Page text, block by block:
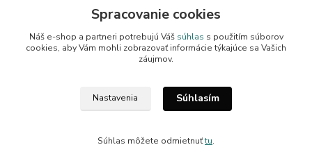
Upravit sběr cookies.
2010-2025 Všetky práva vyhradené.
Spracovanie cookies
Náš e-shop a partneri potrebujú Váš súhlas s použitím súborov
cookies, aby Vám mohli zobrazovať informácie týkajúce sa Vašich
záujmov.
Nastavenia Súhlasím
Súhlas môžete odmietnuťtu.